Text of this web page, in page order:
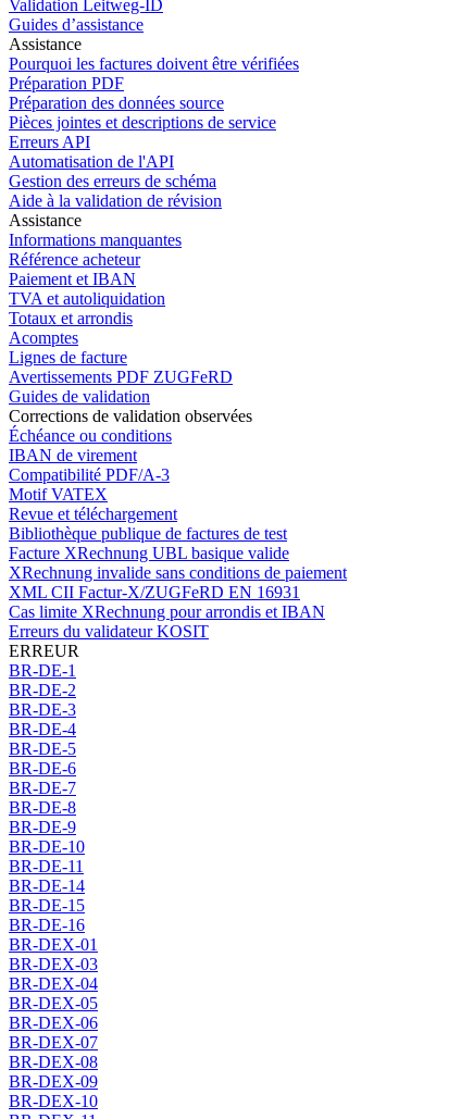
Validation Leitweg-ID
Guides d’assistance
Assistance
Pourquoi les factures doivent être vérifiées
Préparation PDF
Préparation des données source
Pièces jointes et descriptions de service
Erreurs API
Automatisation de l'API
Gestion des erreurs de schéma
Aide à la validation de révision
Assistance
Informations manquantes
Référence acheteur
Paiement et IBAN
TVA et autoliquidation
Totaux et arrondis
Acomptes
Lignes de facture
Avertissements PDF ZUGFeRD
Guides de validation
Corrections de validation observées
Échéance ou conditions
IBAN de virement
Compatibilité PDF/A-3
Motif VATEX
Revue et téléchargement
Bibliothèque publique de factures de test
Facture XRechnung UBL basique valide
XRechnung invalide sans conditions de paiement
XML CII Factur-X/ZUGFeRD EN 16931
Cas limite XRechnung pour arrondis et IBAN
Erreurs du validateur KOSIT
ERREUR
BR-DE-1
BR-DE-2
BR-DE-3
BR-DE-4
BR-DE-5
BR-DE-6
BR-DE-7
BR-DE-8
BR-DE-9
BR-DE-10
BR-DE-11
BR-DE-14
BR-DE-15
BR-DE-16
BR-DEX-01
BR-DEX-03
BR-DEX-04
BR-DEX-05
BR-DEX-06
BR-DEX-07
BR-DEX-08
BR-DEX-09
BR-DEX-10